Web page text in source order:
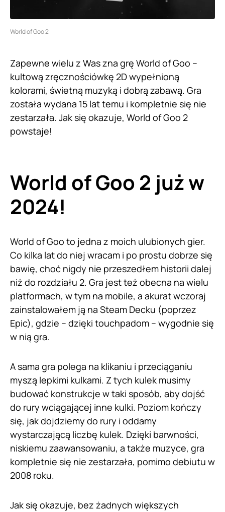
World of Goo 2
Zapewne wielu z Was zna grę World of Goo –
kultową zręcznościówkę 2D wypełnioną
kolorami, świetną muzyką i dobrą zabawą. Gra
została wydana 15 lat temu i kompletnie się nie
zestarzała. Jak się okazuje, World of Goo 2
powstaje!
World of Goo 2 już w
2024!
World of Goo to jedna z moich ulubionych gier.
Co kilka lat do niej wracam i po prostu dobrze się
bawię, choć nigdy nie przeszedłem historii dalej
niż do rozdziału 2. Gra jest też obecna na wielu
platformach, w tym na mobile, a akurat wczoraj
zainstalowałem ją na Steam Decku (poprzez
Epic), gdzie – dzięki touchpadom – wygodnie się
w nią gra.
A sama gra polega na klikaniu i przeciąganiu
myszą lepkimi kulkami. Z tych kulek musimy
budować konstrukcje w taki sposób, aby dojść
do rury wciągającej inne kulki. Poziom kończy
się, jak dojdziemy do rury i oddamy
wystarczającą liczbę kulek. Dzięki barwności,
niskiemu zaawansowaniu, a także muzyce, gra
kompletnie się nie zestarzała, pomimo debiutu w
2008 roku.
Jak się okazuje, bez żadnych większych